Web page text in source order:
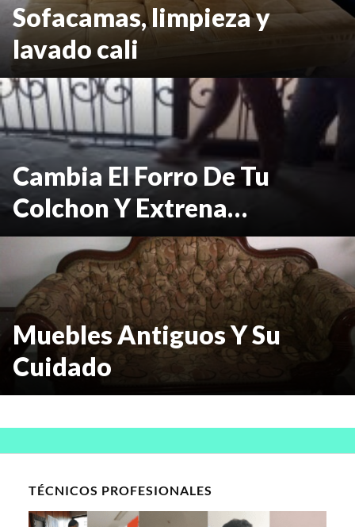
Sofacamas, limpieza y
lavado cali
Cambia El Forro De Tu
Colchon Y Extrena…
Muebles Antiguos Y Su
Cuidado
TÉCNICOS PROFESIONALES